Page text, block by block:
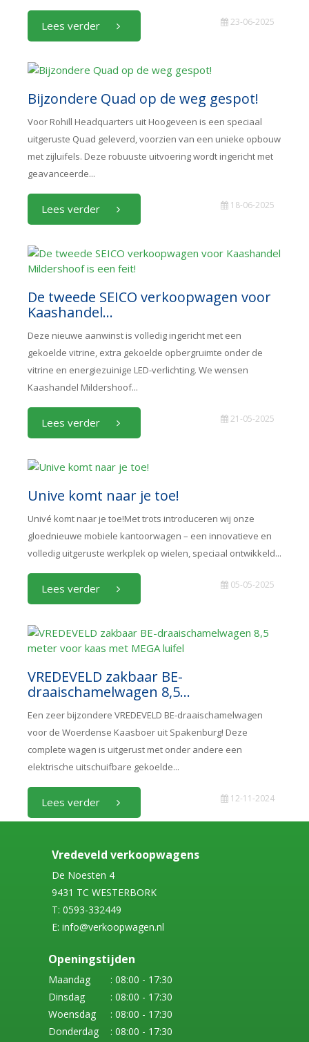
Lees verder 23-06-2025
Bijzondere Quad op de weg gespot!
Voor Rohill Headquarters uit Hoogeveen is een speciaal
uitgeruste Quad geleverd, voorzien van een unieke opbouw
met zijluifels. Deze robuuste uitvoering wordt ingericht met
geavanceerde...
Lees verder 18-06-2025
De tweede SEICO verkoopwagen voor
Kaashandel...
Deze nieuwe aanwinst is volledig ingericht met een
gekoelde vitrine, extra gekoelde opbergruimte onder de
vitrine en energiezuinige LED-verlichting. We wensen
Kaashandel Mildershoof...
Lees verder 21-05-2025
Unive komt naar je toe!
Univé komt naar je toe!Met trots introduceren wij onze
gloednieuwe mobiele kantoorwagen – een innovatieve en
volledig uitgeruste werkplek op wielen, speciaal ontwikkeld...
Lees verder 05-05-2025
VREDEVELD zakbaar BE-
draaischamelwagen 8,5...
Een zeer bijzondere VREDEVELD BE-draaischamelwagen
voor de Woerdense Kaasboer uit Spakenburg! Deze
complete wagen is uitgerust met onder andere een
elektrische uitschuifbare gekoelde...
Lees verder 12-11-2024
Vredeveld verkoopwagens
De Noesten 4
9431 TC WESTERBORK
T: 0593-332449
E: info@verkoopwagen.nl
Openingstijden
Maandag
: 08:00 - 17:30
Dinsdag
: 08:00 - 17:30
Woensdag
: 08:00 - 17:30
Donderdag
: 08:00 - 17:30